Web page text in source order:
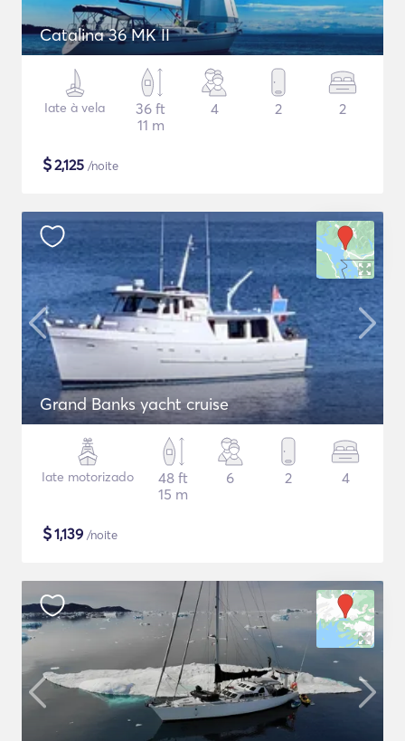
Catalina 36 MK II
Iate à vela
36 ft
11 m
4 2 2
$2,125 /noite
Grand Banks yacht cruise
Iate motorizado
48 ft
15 m
6 2 4
$1,139 /noite